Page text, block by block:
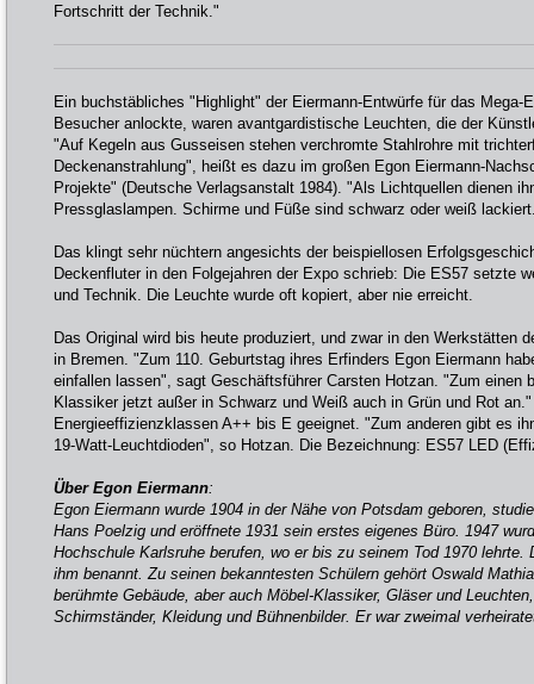
Fortschritt der Technik."
Ein buchstäbliches "Highlight" der Eiermann-Entwürfe für das Mega-
Besucher anlockte, waren avantgardistische Leuchten, die der
"Auf Kegeln aus Gusseisen stehen verchromte Stahlrohre mit
Deckenanstrahlung", heißt es dazu im großen Egon Eiermann-
Projekte" (Deutsche Verlagsanstalt 1984). "Als Lichtquellen dienen
Pressglaslampen. Schirme und Füße sind schwarz oder weiß
Das klingt sehr nüchtern angesichts der beispiellosen
Deckenfluter in den Folgejahren der Expo schrieb: Die ES57 setzte
und Technik. Die Leuchte wurde oft kopiert, aber nie erreicht.
Das Original wird bis heute produziert, und zwar in den Werkstätten
in Bremen. "Zum 110. Geburtstag ihres Erfinders Egon Eiermann
einfallen lassen", sagt Geschäftsführer Carsten Hotzan. "Zum einen
Klassiker jetzt außer in Schwarz und Weiß auch in Grün und Rot
Energieeffizienzklassen A++ bis E geeignet. "Zum anderen gibt es
19-Watt-Leuchtdioden", so Hotzan. Die Bezeichnung: ES57 LED
Über Egon Eiermann:
Egon Eiermann wurde 1904 in der Nähe von Potsdam geboren,
Hans Poelzig und eröffnete 1931 sein erstes eigenes Büro. 1947
Hochschule Karlsruhe berufen, wo er bis zu seinem Tod 1970 lehrte.
ihm benannt. Zu seinen bekanntesten Schülern gehört Oswald
berühmte Gebäude, aber auch Möbel-Klassiker, Gläser und
Schirmständer, Kleidung und Bühnenbilder. Er war zweimal